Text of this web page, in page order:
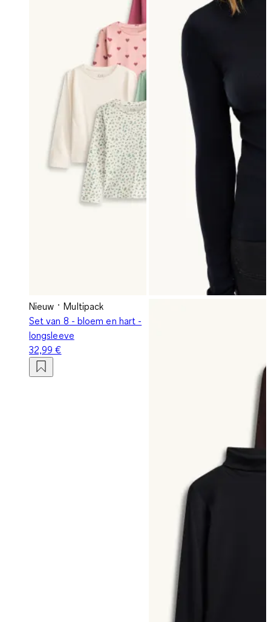
Nieuw
Multipack
Set van 8 - bloem en hart -
longsleeve
32,99 €